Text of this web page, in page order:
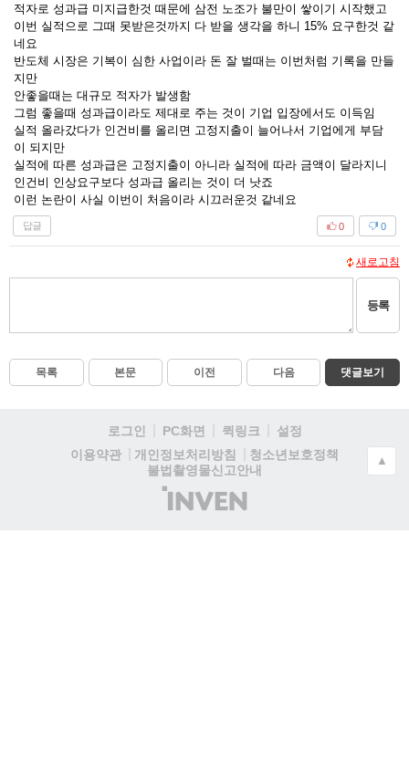
적자로 성과급 미지급한것 때문에 삼전 노조가 불만이 쌓이기 시작했고
이번 실적으로 그때 못받은것까지 다 받을 생각을 하니 15% 요구한것 같
네요
반도체 시장은 기복이 심한 사업이라 돈 잘 벌때는 이번처럼 기록을 만들
지만
안좋을때는 대규모 적자가 발생함
그럼 좋을때 성과급이라도 제대로 주는 것이 기업 입장에서도 이득임
실적 올라갔다가 인건비를 올리면 고정지출이 늘어나서 기업에게 부담
이 되지만
실적에 따른 성과급은 고정지출이 아니라 실적에 따라 금액이 달라지니
인건비 인상요구보다 성과급 올리는 것이 더 낫죠
이런 논란이 사실 이번이 처음이라 시끄러운것 같네요
답글 0
0
새로고침
등록
목록 본문 이전 다음 댓글보기
로그인 PC화면 퀵링크
설정
이용약관
개인정보처리방침
청소년보호정책
불법촬영물신고안내
(주)
인
▲